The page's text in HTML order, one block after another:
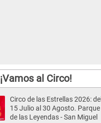
¡Vamos al Circo!
Circo de las Estrellas 2026: del
15 Julio al 30 Agosto. Parque
de las Leyendas - San Miguel